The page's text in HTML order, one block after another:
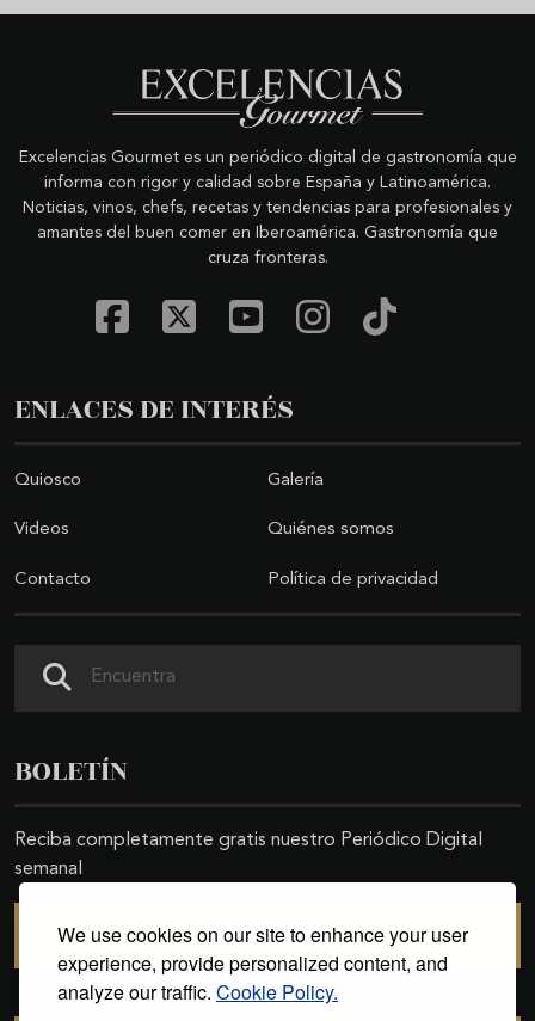
We use cookies on our site to enhance your user
experience, provide personalized content, and
analyze our traffic. Cookie Policy.
Excelencias Gourmet es un periódico digital de gastronomía que
informa con rigor y calidad sobre España y Latinoamérica.
Noticias, vinos, chefs, recetas y tendencias para profesionales y
amantes del buen comer en Iberoamérica. Gastronomía que
cruza fronteras.
ENLACES DE INTERÉS
Quiosco Galería
Videos Quiénes somos
Contacto Política de privacidad
BOLETÍN
Reciba completamente gratis nuestro Periódico Digital
semanal
SUSCRIBIRSE